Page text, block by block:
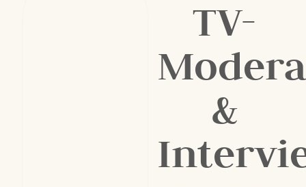
TV-
&